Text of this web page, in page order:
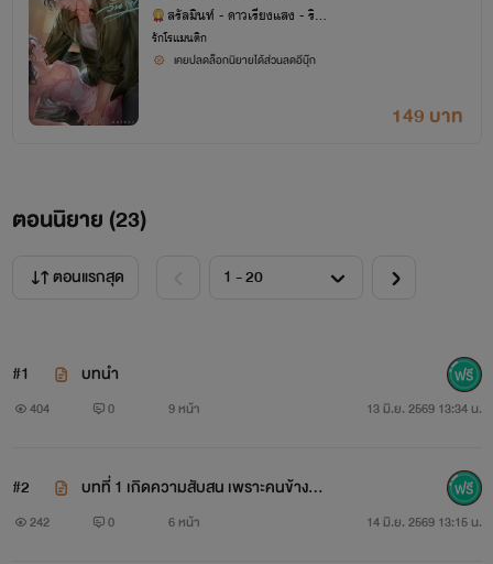
สรัลมินท์ - ดาวเรียงแสง - รินแ
สง
รักโรแมนติก
เคยปลดล็อกนิยายได้ส่วนลดอีบุ๊ก
149 บาท
ตอนนิยาย (23)
ตอนแรกสุด
#1 บทนำ
404 0 9 หน้า 13 มิ.ย. 2569 13:34 น.
#2
บทที่ 1 เกิดความสับสน เพราะคนข้างเตี
ยงมันคือเขา (1)
242 0 6 หน้า 14 มิ.ย. 2569 13:15 น.